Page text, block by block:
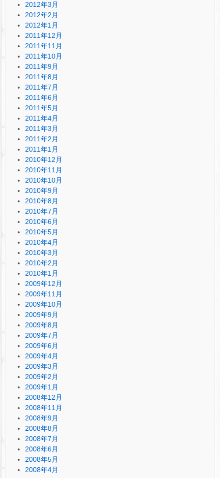
2012年3月
2012年2月
2012年1月
2011年12月
2011年11月
2011年10月
2011年9月
2011年8月
2011年7月
2011年6月
2011年5月
2011年4月
2011年3月
2011年2月
2011年1月
2010年12月
2010年11月
2010年10月
2010年9月
2010年8月
2010年7月
2010年6月
2010年5月
2010年4月
2010年3月
2010年2月
2010年1月
2009年12月
2009年11月
2009年10月
2009年9月
2009年8月
2009年7月
2009年6月
2009年4月
2009年3月
2009年2月
2009年1月
2008年12月
2008年11月
2008年9月
2008年8月
2008年7月
2008年6月
2008年5月
2008年4月